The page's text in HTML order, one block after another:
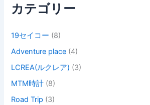
カテゴリー
19セイコー (8)
Adventure place (4)
LCREA(ルクレア) (3)
MTM時計 (8)
Road Trip (3)